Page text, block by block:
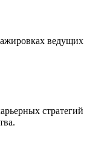
ведущих
стратегий